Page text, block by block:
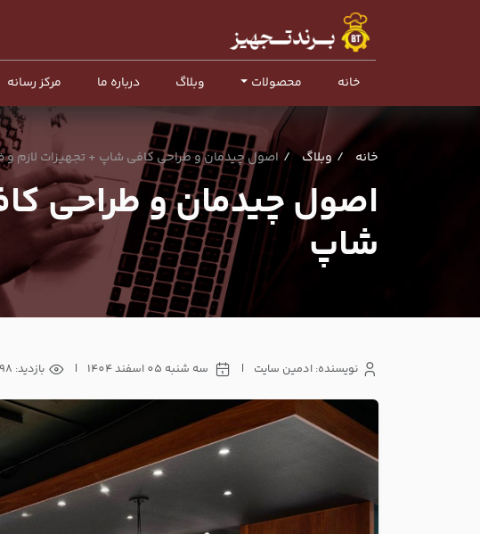
خانه محصولات وبلاگ درباره ما مرکز رسانه
خانه وبلاگ اصول چیدمان و طراحی کافی شاپ + تجهیزات لازم
اصول چیدمان و طراحی
شاپ
نویسنده: ادمین سایت | سه شنبه 05 اسفند 1404 | بازدید: 98